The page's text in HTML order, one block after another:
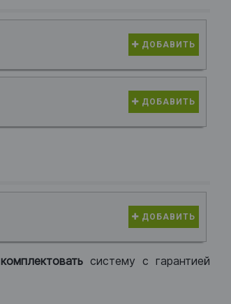
ДОБАВИТЬ
ДОБАВИТЬ
ДОБАВИТЬ
комплектоватьсистему с гарантией